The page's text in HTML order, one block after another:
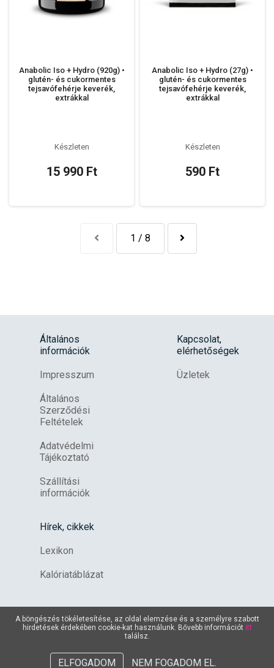
Anabolic Iso + Hydro (920g) •
glutén- és cukormentes
tejsavófehérje keverék,
extrákkal
Készleten
15 990 Ft
Anabolic Iso + Hydro (27g) •
glutén- és cukormentes
tejsavófehérje keverék,
extrákkal
Készleten
590 Ft
1 / 8
Általános
információk
Impresszum
Általános
Szerződési
Feltételek
Adatvédelmi
Tájékoztató
Szállítási
információk
Kapcsolat,
elérhetőségek
Üzletek
Hírek, cikkek
Lexikon
Kalóriatáblázat
Campona Vác
A böngészés tökéletesítése, az oldal elemzése és a személyre szabott
hirdetések érdekében cookie-kat használunk. Bővebb információt itt
találsz.
ELFOGADOM NEM FOGADOM EL.